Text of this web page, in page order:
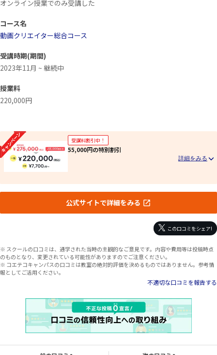
オンライン授業でのみ受講した
コース名
動画クリエイター総合コース
受講時期(期間)
2023年11月 ~ 継続中
授業料
220,000円
受講料割引中！
55,000円の特別割引
公式サイトで詳細をみる
この口コミをシェア!
※ スクールの口コミは、通学された当時の主観的なご意見です。内容や費用等は投稿時点
のものとなり、変更されている可能性がありますのでご注意ください。
※ コエテコキャンパスの口コミは教室の絶対的評価を決めるものではありません。参考情
報としてご活用ください。
不適切な口コミを報告する